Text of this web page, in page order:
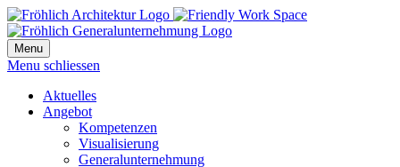
Menu
Menu schliessen
Aktuelles
Angebot
Kompetenzen
Visualisierung
Generalunternehmung